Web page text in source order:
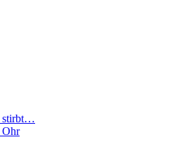
stirbt…
Ohr